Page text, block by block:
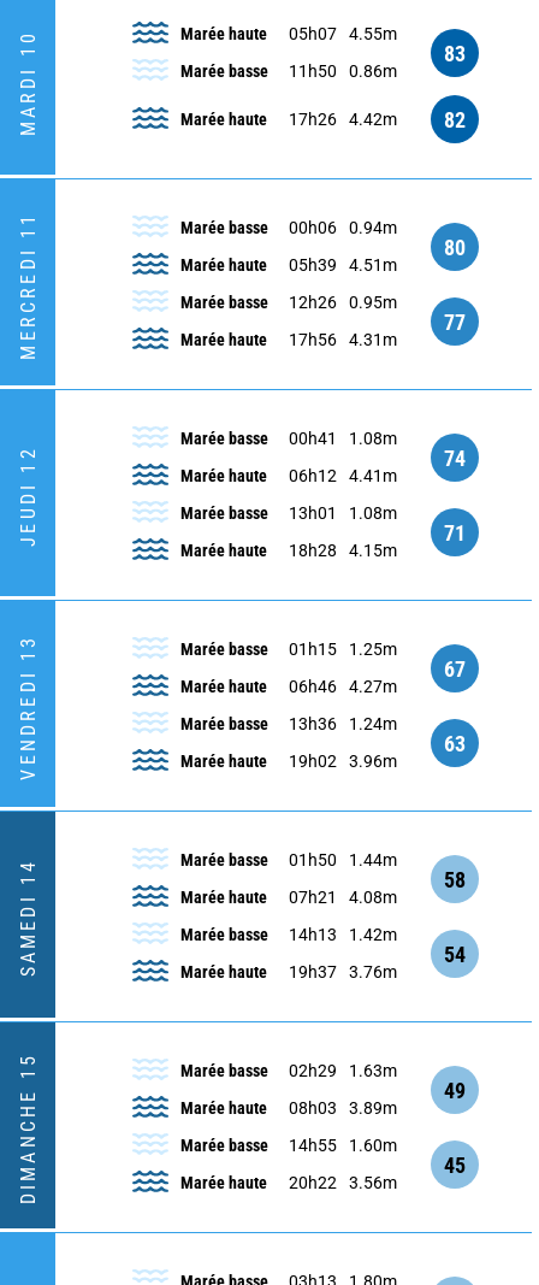
MARDI 10 Marée haute 05h07
4.55m
Marée basse
11h50 0.86m
83
Marée haute 17h26 4.42m 82
MERCREDI 11 Marée basse 00h06
0.94m
Marée haute
05h39 4.51m
80
Marée basse 12h26
0.95m
Marée haute
17h56 4.31m
77
JEUDI 12
Marée basse 00h41
1.08m
Marée haute
06h12 4.41m
74
Marée basse 13h01
1.08m
Marée haute
18h28 4.15m
71
VENDREDI 13 Marée basse 01h15
1.25m
Marée haute
06h46 4.27m
67
Marée basse 13h36
1.24m
Marée haute
19h02 3.96m
63
SAMEDI 14 Marée basse 01h50
1.44m
Marée haute
07h21 4.08m
58
Marée basse 14h13
1.42m
Marée haute
19h37 3.76m
54
DIMANCHE 15 Marée basse 02h29
1.63m
Marée haute
08h03 3.89m
49
Marée basse 14h55
1.60m
Marée haute
20h22 3.56m
45